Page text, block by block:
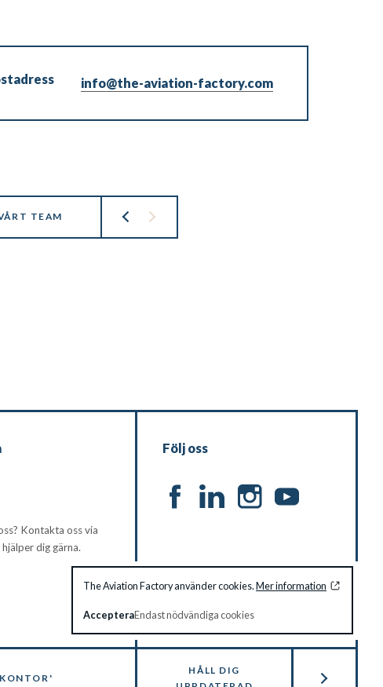
The Aviation Factory använder cookies.Mer information
AccepteraEndast nödvändiga cookies
info@the-aviation-factory.com
TEAM
Kontakta oss via
hjälper dig gärna.
KONTOR'
Följ oss
HÅLL DIG